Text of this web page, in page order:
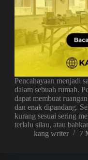
Pencahayaan menjadi
dalam sebuah rumah.
dapat membuat
dan enak dipandang.
kurang sesuai sering
terlalu silau, atau
kang writer
7